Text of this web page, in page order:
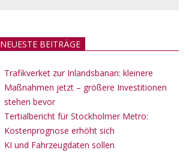
NEUESTE BEITRÄGE
Trafikverket zur Inlandsbanan: kleinere
Maßnahmen jetzt – größere Investitionen
stehen bevor
Tertialbericht für Stockholmer Metro:
Kostenprognose erhöht sich
KI und Fahrzeugdaten sollen